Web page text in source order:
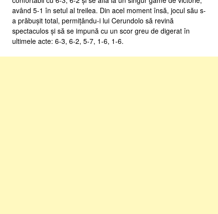
având 5-1 în setul al treilea. Din acel moment însă, jocul său s-
a prăbușit total, permițându-i lui Cerundolo să revină
spectaculos și să se impună cu un scor greu de digerat în
ultimele acte: 6-3, 6-2, 5-7, 1-6, 1-6.